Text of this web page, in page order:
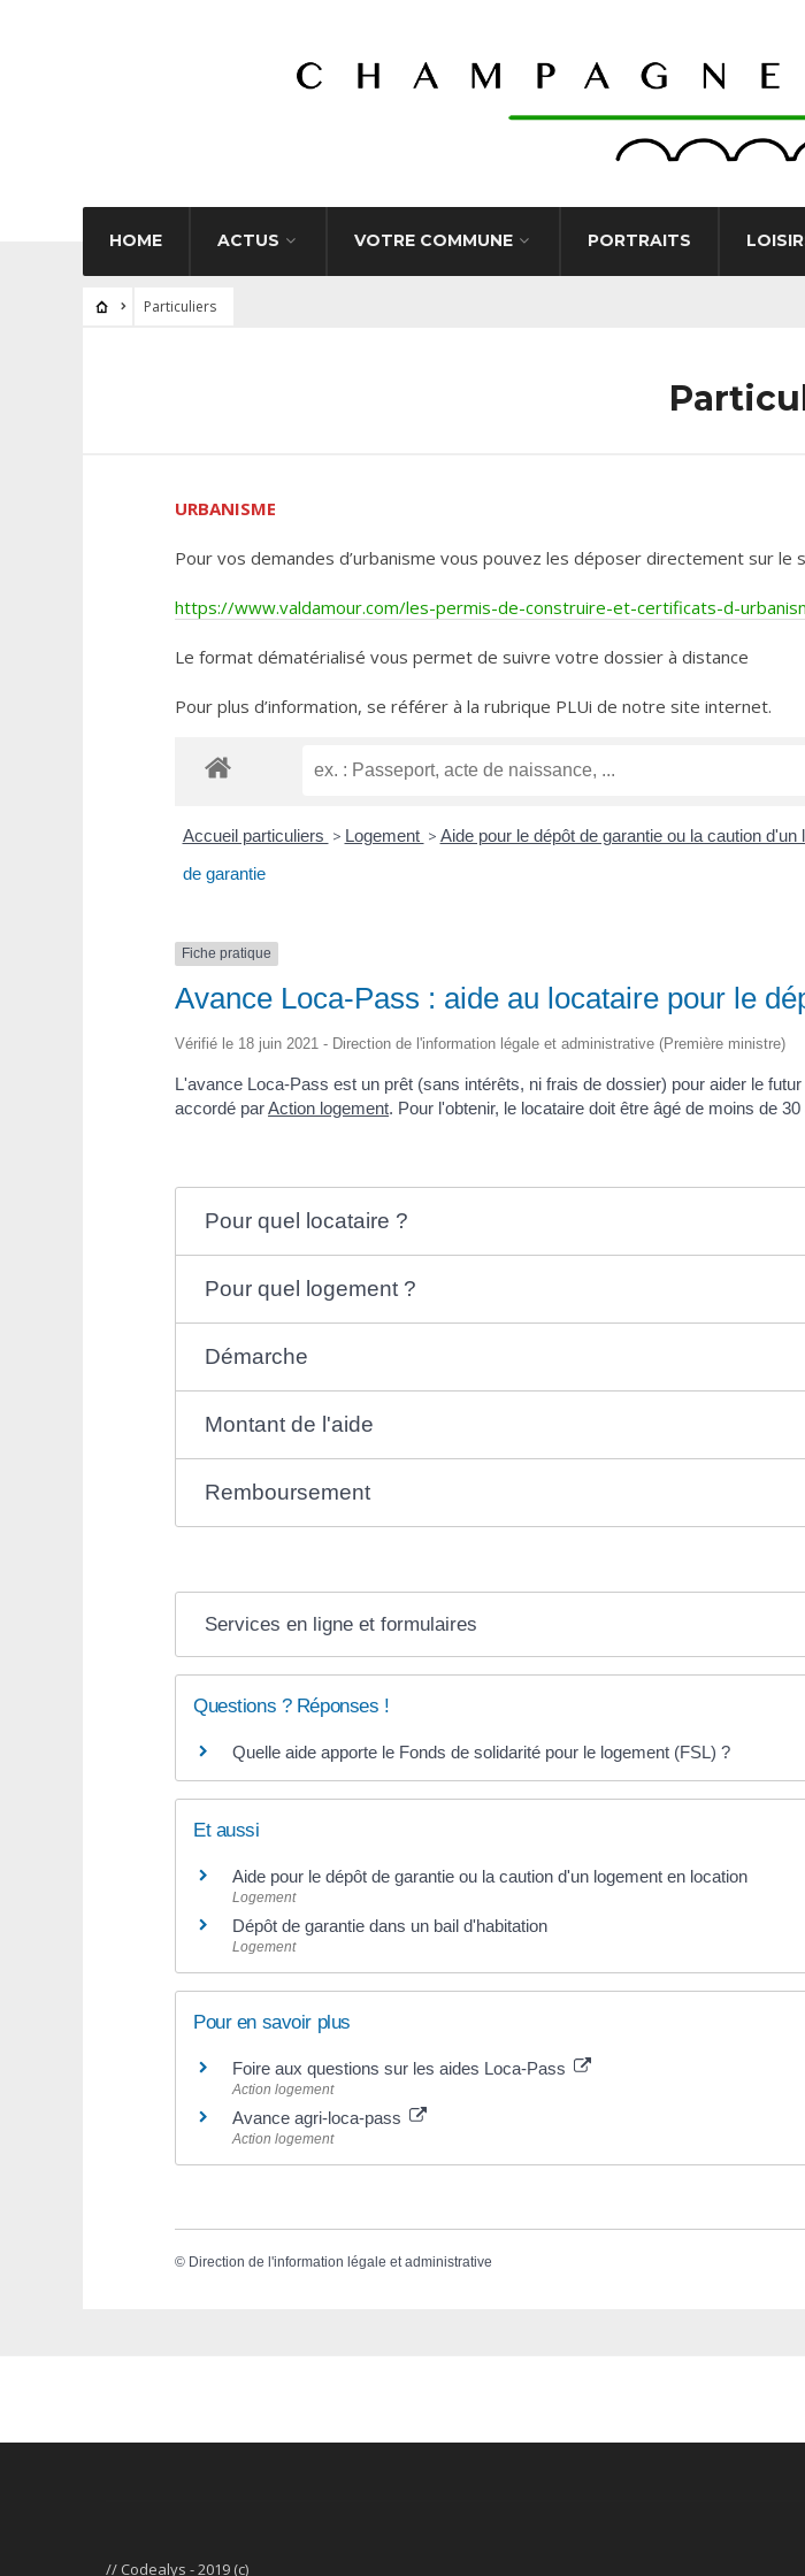
HOME ACTUS VOTRE COMMUNE PORTRAITS
Particuliers
URBANISME
Pour vos demandes d’urbanisme vous pouvez les déposer directement sur le
https://www.valdamour.com/les-permis-de-construire-et-certificats-d-
Le format dématérialisé vous permet de suivre votre dossier à distance
Pour plus d’information, se référer à la rubrique PLUi de notre site internet.
Accueil particuliers > Logement > Aide pour le dépôt de garantie ou la caution d'un
de garantie
Fiche pratique
Avance Loca-Pass : aide au locataire pour le
Vérifié le 18 juin 2021 - Direction de l'information légale et administrative (Première ministre)
L'avance Loca-Pass est un prêt (sans intérêts, ni frais de dossier) pour aider le
accordé parAction logement. Pour l'obtenir, le locataire doit être âgé de moins de
Pour quel locataire ?
Pour quel logement ?
Démarche
Montant de l'aide
Remboursement
Services en ligne et formulaires
Questions ? Réponses !
Quelle aide apporte le Fonds de solidarité pour le logement (FSL) ?
Et aussi
Aide pour le dépôt de garantie ou la caution d'un logement en location
Logement
Dépôt de garantie dans un bail d'habitation
Logement
Pour en savoir plus
Foire aux questions sur les aides Loca-Pass
Action logement
Avance agri-loca-pass
Action logement
© Direction de l'information légale et administrative
// Codealys - 2019 (c)